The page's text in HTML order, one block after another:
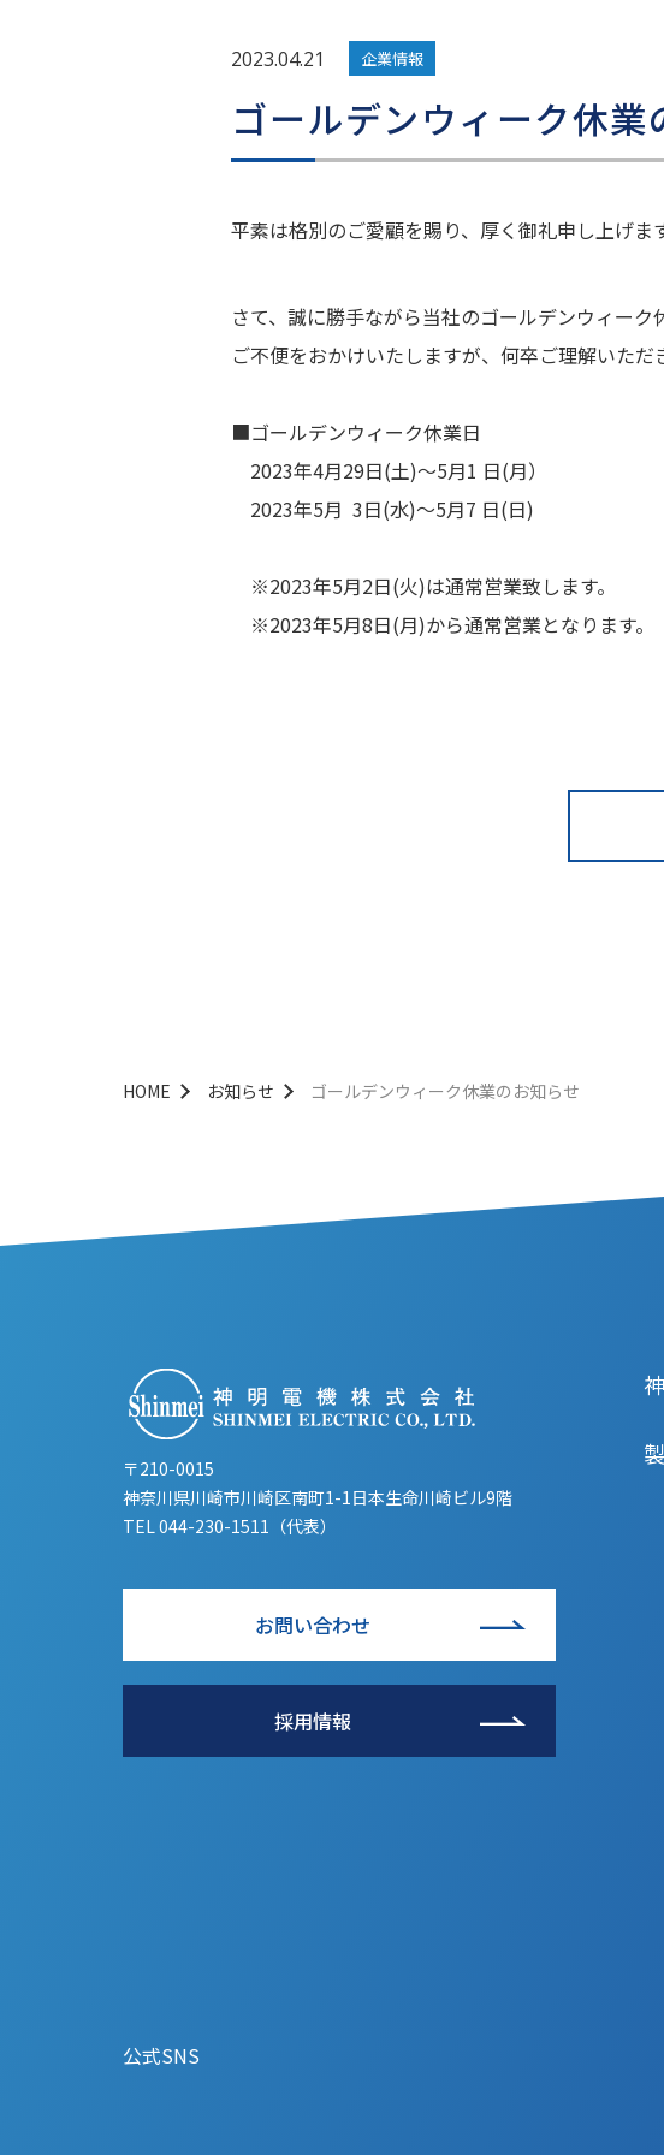
2023.04.21 企業情報
ゴールデンウィーク休業
平素は格別のご愛顧を賜り、厚く御礼申し上げます
さて、誠に勝手ながら当社のゴールデンウィーク
ご不便をおかけいたしますが、何卒ご理解いただ
■ゴールデンウィーク休業日
2023年4月29日(土)～5月1 日(月）
2023年5月 3日(水)～5月7 日(日)
※2023年5月2日(火)は通常営業致します。
※2023年5月8日(月)から通常営業となります。
HOME お知らせ ゴールデンウィーク休業のお知らせ
〒210-0015
神奈川県川崎市川崎区南町1-1日本生命川崎ビル9階
TEL044-230-1511（代表）
お問い合わせ
採用情報
公式SNS